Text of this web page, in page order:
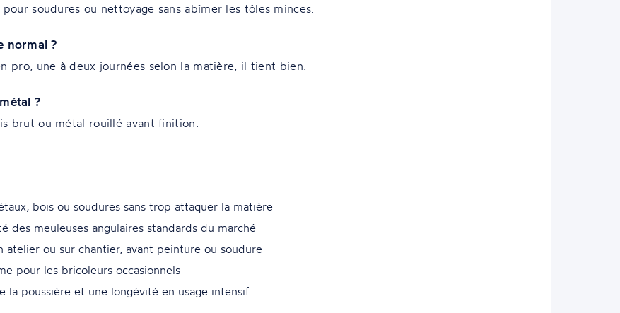
soudures ou nettoyage sans abîmer les tôles minces.
normal ?
pro, une à deux journées selon la matière, il tient bien.
?
brut ou métal rouillé avant finition.
bois ou soudures sans trop attaquer la matière
des meuleuses angulaires standards du marché
ou sur chantier, avant peinture ou soudure
pour les bricoleurs occasionnels
poussière et une longévité en usage intensif